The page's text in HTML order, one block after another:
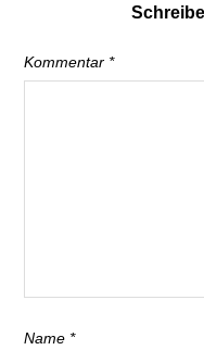
Kommentar *
Name *